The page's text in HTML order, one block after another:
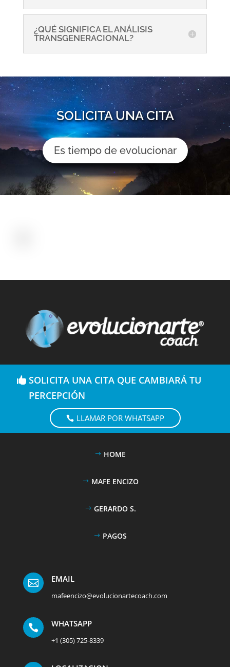
¿QUÉ SIGNIFICA EL ANÁLISIS
TRANSGENERACIONAL?
SOLICITA UNA CITA
Es tiempo de evolucionar
SOLICITA UNA CITA QUE CAMBIARÁ TU
PERCEPCIÓN
LLAMAR POR WHATSAPP
HOME
MAFE ENCIZO
GERARDO S.
PAGOS
 EMAIL
mafeencizo@evolucionartecoach.com
 WHATSAPP
+1 (305) 725-8339